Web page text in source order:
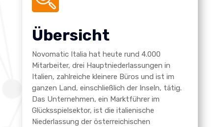
Übersicht
Novomatic Italia hat heute rund 4.000
Mitarbeiter, drei Hauptniederlassungen in
Italien, zahlreiche kleinere Büros und ist im
ganzen Land, einschließlich der Inseln, tätig.
Das Unternehmen, ein Marktführer im
Glücksspielsektor, ist die italienische
Niederlassung der österreichischen